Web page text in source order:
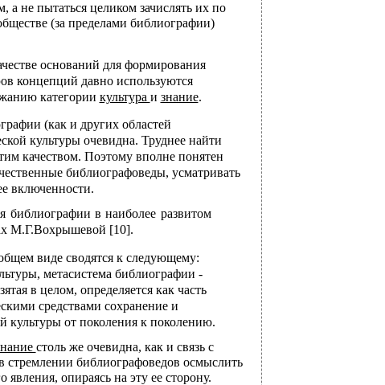
а не пытаться целиком зачислять их по
(за пределами библиографии)
оснований для формирования
концепций давно используются
категории культура и знание.
(как и других областей
культуры очевидна. Труднее найти
качеством. Поэтому вполне понятен
библиографоведы, усматривать
включенности.
библиографии в наиболее развитом
М.Г.Вохрышевой [10].
виде сводятся к следующему:
метасистема библиографии -
в целом, определяется как часть
средствами сохранение и
культуры от поколения к поколению.
столь же очевидна, как и связь с
стремлении библиографоведов осмыслить
опираясь на эту ее сторону.